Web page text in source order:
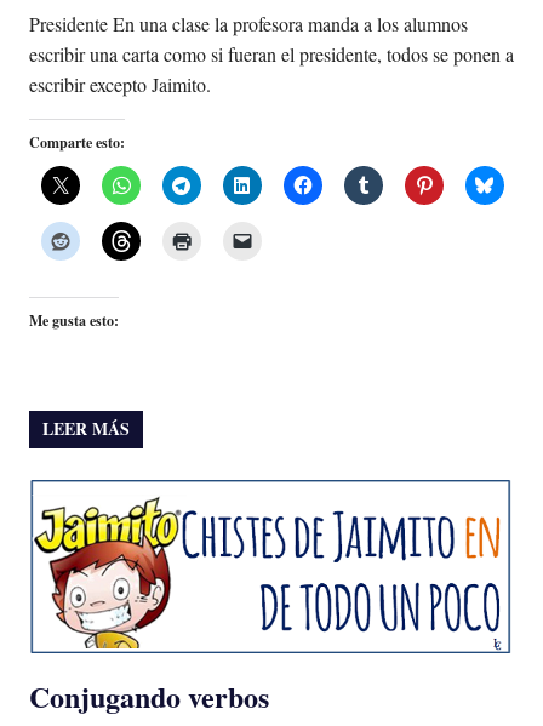
Presidente En una clase la profesora manda a los alumnos
escribir una carta como si fueran el presidente, todos se ponen a
escribir excepto Jaimito.
Comparte esto:
Me gusta esto:
LEER MÁS
Conjugando verbos